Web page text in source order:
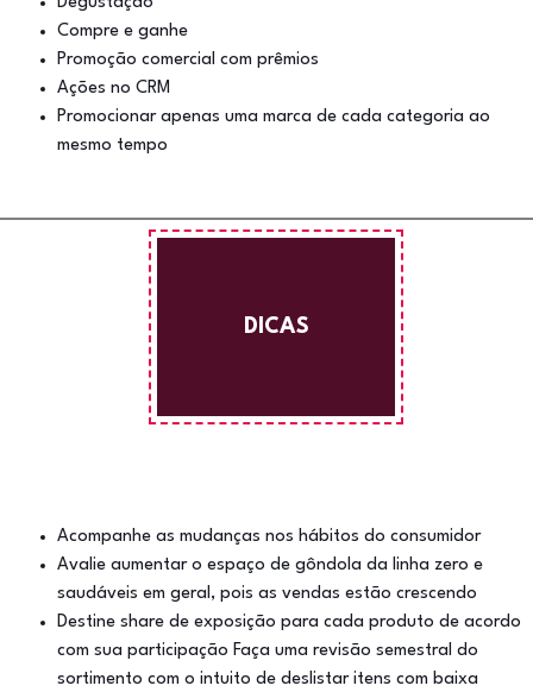
Compre e ganhe
Promoção comercial com prêmios
Ações no CRM
Promocionar apenas uma marca de cada categoria ao
mesmo tempo
DICAS
Acompanhe as mudanças nos hábitos do consumidor
Avalie aumentar o espaço de gôndola da linha zero e
saudáveis em geral, pois as vendas estão crescendo
Destine share de exposição para cada produto de acordo
com sua participação Faça uma revisão semestral do
sortimento com o intuito de deslistar itens com baixa